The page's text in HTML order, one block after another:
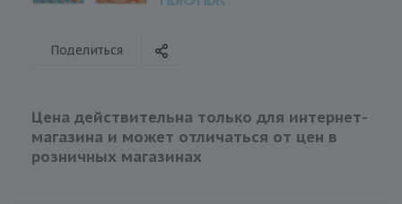
Поделиться
Цена действительна только для интернет-
магазина и может отличаться от цен в
розничных магазинах